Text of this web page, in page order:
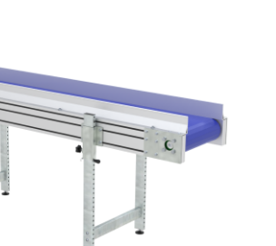
mit Scharnieren
Alu-Legierung,
Metallrohr,
mit/ohne Bremse (2+2)
viereckig in Petrolgrün